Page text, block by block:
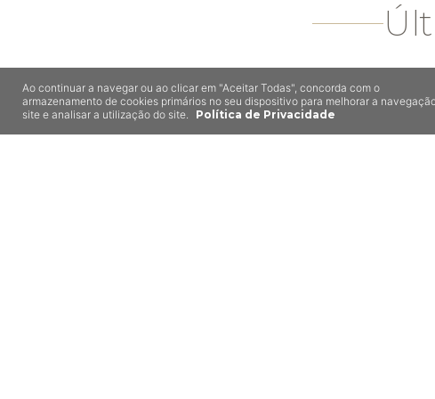
8,5
Ao continuar a navegar ou ao clicar em "Aceitar Todas", concorda com o
armazenamento de cookies primários no seu dispositivo para melhorar a
site e analisar a utilização do site.
Política de Privacidade